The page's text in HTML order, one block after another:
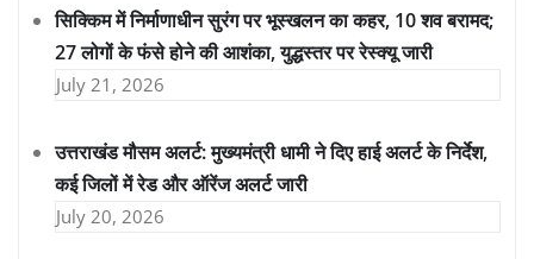
सिक्किम में निर्माणाधीन सुरंग पर भूस्खलन का कहर, 10 शव बरामद;
27 लोगों के फंसे होने की आशंका, युद्धस्तर पर रेस्क्यू जारी
July 21, 2026
उत्तराखंड मौसम अलर्ट: मुख्यमंत्री धामी ने दिए हाई अलर्ट के निर्देश,
कई जिलों में रेड और ऑरेंज अलर्ट जारी
July 20, 2026